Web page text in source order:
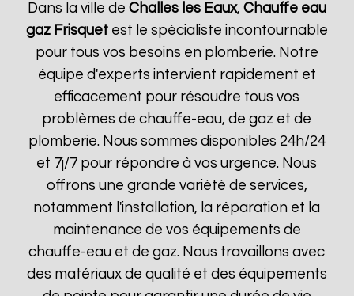
Dans la ville de Challes les Eaux, Chauffe eau
gaz Frisquetest le spécialiste incontournable
pour tous vos besoins en plomberie. Notre
équipe d'experts intervient rapidement et
efficacement pour résoudre tous vos
problèmes de chauffe-eau, de gaz et de
plomberie. Nous sommes disponibles 24h/24
et 7j/7 pour répondre à vos urgence. Nous
offrons une grande variété de services,
notamment l'installation, la réparation et la
maintenance de vos équipements de
chauffe-eau et de gaz. Nous travaillons avec
des matériaux de qualité et des équipements